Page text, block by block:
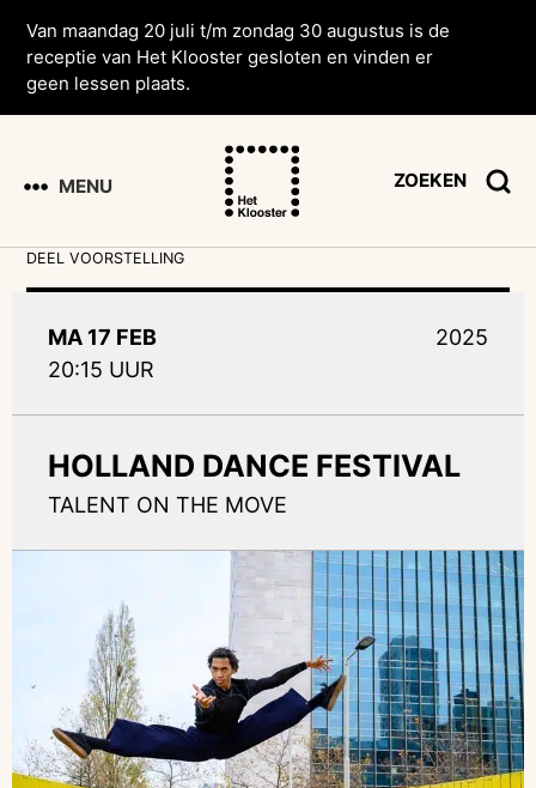
Van maandag 20 juli t/m zondag 30 augustus is de
receptie van Het Klooster gesloten en vinden er
geen lessen plaats.
MENU ZOEKEN
DEEL VOORSTELLING
MA 17 FEB
20:15 UUR
2025
HOLLAND DANCE FESTIVAL
TALENT ON THE MOVE